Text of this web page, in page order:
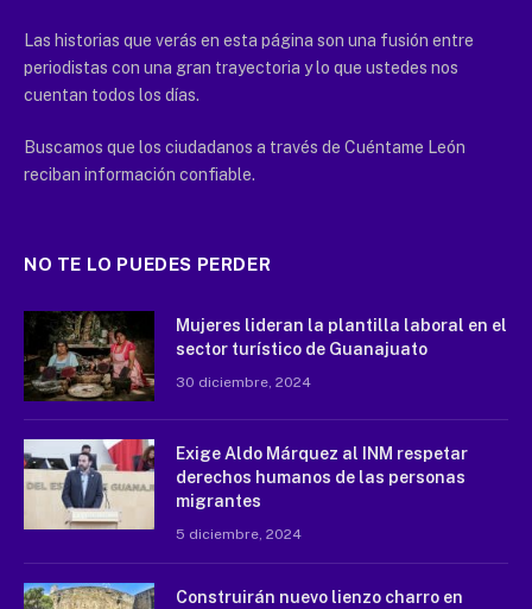
Las historias que verás en esta página son una fusión entre
periodistas con una gran trayectoria y lo que ustedes nos
cuentan todos los días.
Buscamos que los ciudadanos a través de Cuéntame León
reciban información confiable.
NO TE LO PUEDES PERDER
Mujeres lideran la plantilla laboral en el
sector turístico de Guanajuato
30 diciembre, 2024
Exige Aldo Márquez al INM respetar
derechos humanos de las personas
migrantes
5 diciembre, 2024
Construirán nuevo lienzo charro en